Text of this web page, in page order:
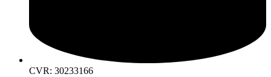
CVR: 30233166